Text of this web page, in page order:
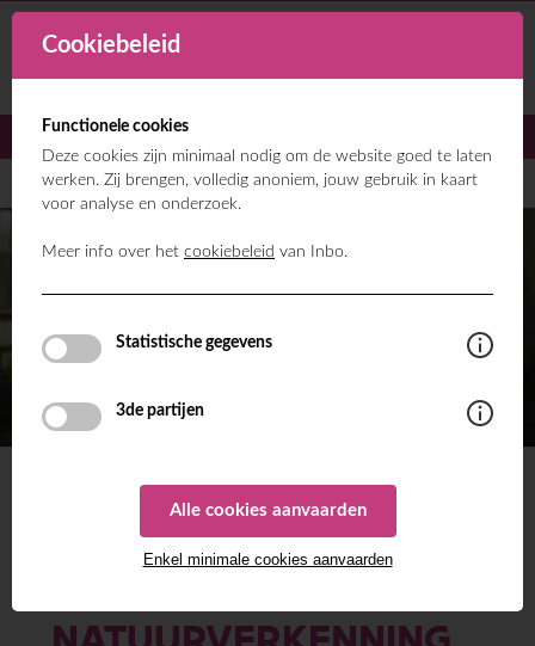
Cookiebeleid
Functionele cookies
Deze cookies zijn minimaal nodig om de website goed te laten
werken. Zij brengen, volledig anoniem, jouw gebruik in kaart
voor analyse en onderzoek.
Meer info over het cookiebeleid van Inbo.
Statistische gegevens
3de partijen
Alle cookies aanvaarden
Enkel minimale cookies aanvaarden
PATRICK DICTUS OVER
DE